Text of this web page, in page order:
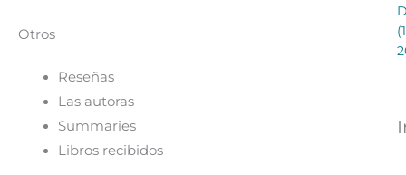
Otros
Reseñas
Las autoras
Summaries
Libros recibidos